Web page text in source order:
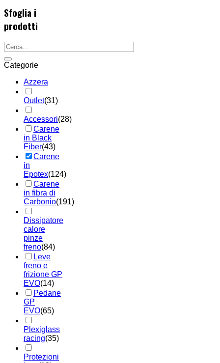
Sfoglia i
prodotti
Categorie
Azzera
Outlet(31)
Accessori(28)
Carene
in Black
Fiber(43)
Carene
in
Epotex(124)
Carene
in fibra di
Carbonio(191)
Dissipatore
calore
pinze
freno(84)
Leve
freno e
frizione GP
EVO(14)
Pedane
GP
EVO(65)
Plexiglass
racing(35)
Protezioni